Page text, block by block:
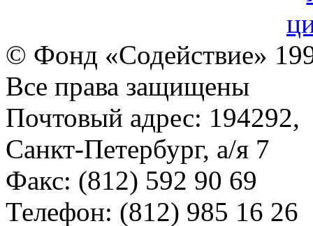
© Фонд «Содействие»
Все права защищены
Почтовый адрес: 194292,
Санкт-Петербург, а/я 7
Факс: (812) 592 90 69
Телефон: (812) 985 16 26